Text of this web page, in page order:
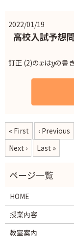
2022/01/19
高校入試予想
訂正 (2)の は の書
« First ‹ Previous
Next ›
Last »
HOME
授業内容
教室案内